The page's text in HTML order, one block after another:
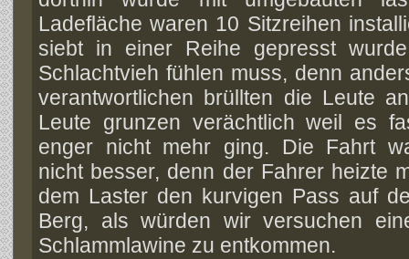
Ladefläche waren 10 Sitzreihen
siebt in einer Reihe gepresst
Schlachtvieh fühlen muss, denn
verantwortlichen brüllten die Leute
Leute grunzen verächtlich weil es
enger nicht mehr ging. Die Fahrt
nicht besser, denn der Fahrer heizte
dem Laster den kurvigen Pass auf
Berg, als würden wir versuchen
Schlammlawine zu entkommen.